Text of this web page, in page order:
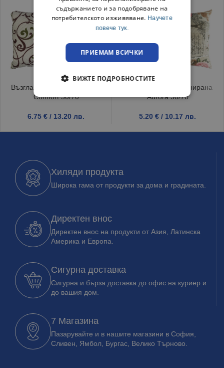
Възглавница капитонирана
Comfort 50/70
6.75 € / 13.20 лв.
Възглавница капитонирана
Aurora 50/70
5.20 € / 10.17 лв.
Хиляди продукта
Широка гама от продукти за дома и градината.
Директен внос
Директен внос на продукти от Азия, Латинска
Америка и Европа.
Сигурна доставка
Сигурна и бърза доставка до офис на куриер и
до вашия дом.
7 Магазина
Пазарувайте и в нашите магазини в София,
Сливен, Ямбол, Бургас, Велико Търново.
съдържанието и за подобряване на
потребителското изживяване. Научете
повече тук.
ПРИЕМАМ ВСИЧКИ
ВИЖТЕ ПОДРОБНОСТИТЕ